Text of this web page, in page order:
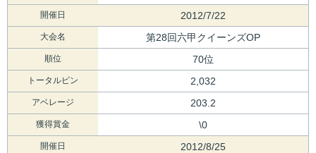
開催日 2012/7/22
大会名 第28回六甲クイーンズOP
順位 70位
トータルピン 2,032
アベレージ 203.2
獲得賞金 \0
開催日 2012/8/25